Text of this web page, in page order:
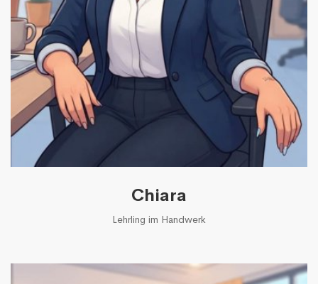
Chiara
Lehrling im Handwerk